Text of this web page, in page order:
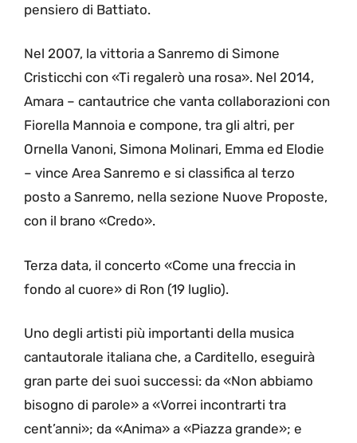
pensiero di Battiato.
Nel 2007, la vittoria a Sanremo di Simone
Cristicchi con «Ti regalerò una rosa». Nel 2014,
Amara – cantautrice che vanta collaborazioni con
Fiorella Mannoia e compone, tra gli altri, per
Ornella Vanoni, Simona Molinari, Emma ed Elodie
– vince Area Sanremo e si classifica al terzo
posto a Sanremo, nella sezione Nuove Proposte,
con il brano «Credo».
Terza data, il concerto «Come una freccia in
fondo al cuore» di Ron (19 luglio).
Uno degli artisti più importanti della musica
cantautorale italiana che, a Carditello, eseguirà
gran parte dei suoi successi: da «Non abbiamo
bisogno di parole» a «Vorrei incontrarti tra
cent’anni»; da «Anima» a «Piazza grande»; e